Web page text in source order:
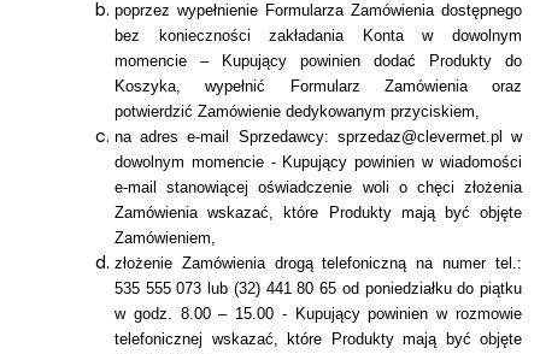
poprzez wypełnienie Formularza Zamówienia dostępnego
bez konieczności zakładania Konta w dowolnym
momencie – Kupujący powinien dodać Produkty do
Koszyka, wypełnić Formularz Zamówienia oraz
potwierdzić Zamówienie dedykowanym przyciskiem,
na adres e-mail Sprzedawcy: sprzedaz@clevermet.pl w
dowolnym momencie - Kupujący powinien w wiadomości
e-mail stanowiącej oświadczenie woli o chęci złożenia
Zamówienia wskazać, które Produkty mają być objęte
Zamówieniem,
złożenie Zamówienia drogą telefoniczną na numer tel.:
535 555 073 lub (32) 441 80 65 od poniedziałku do piątku
w godz. 8.00 – 15.00 - Kupujący powinien w rozmowie
telefonicznej wskazać, które Produkty mają być objęte